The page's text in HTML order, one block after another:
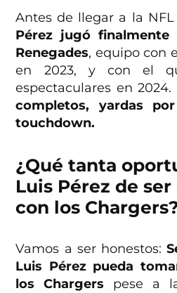
Antes de llegar a la NFL
Pérez jugó
Renegades, equipo con
en 2023, y con el
espectaculares en 2024.
completos, yardas
touchdown.
¿Qué tanta
Luis Pérez de
con los
Vamos a ser honestos:
Luis Pérez pueda
los Chargers pese a